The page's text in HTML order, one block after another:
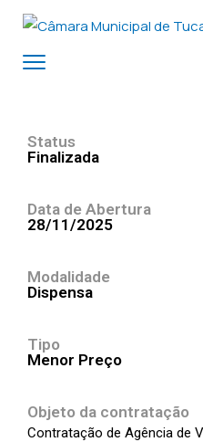
Status
Finalizada
Data de Abertura
28/11/2025
Modalidade
Dispensa
Tipo
Menor Preço
Objeto da contratação
Contratação de Agência de